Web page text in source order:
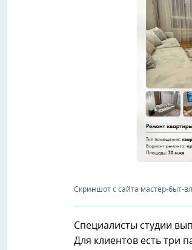
Скриншот с сайта мастер-быт-
Специалисты студии
Для клиентов есть три